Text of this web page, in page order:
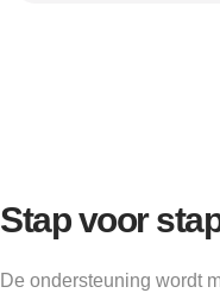
Stap voor
De ondersteuning wordt